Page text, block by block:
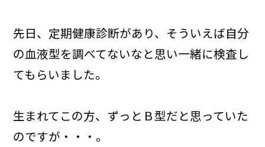
先日、定期健康診断があり、そういえば自分
の血液型を調べてないなと思い一緒に検査し
てもらいました。
生まれてこの方、ずっとＢ型だと思っていた
のですが・・・。